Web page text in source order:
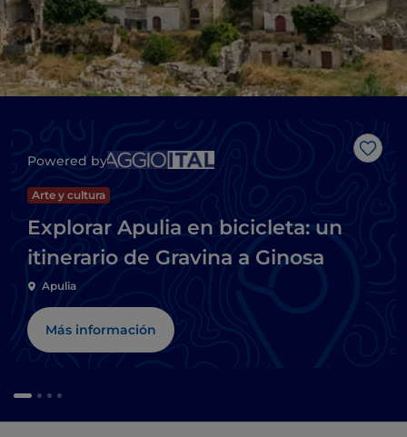
Me
Powered by
Arte y cultura
Explorar Apulia en bicicleta: un
itinerario de Gravina a Ginosa
Apulia
Más información